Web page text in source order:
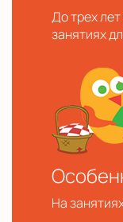
До трех
занятиях
На